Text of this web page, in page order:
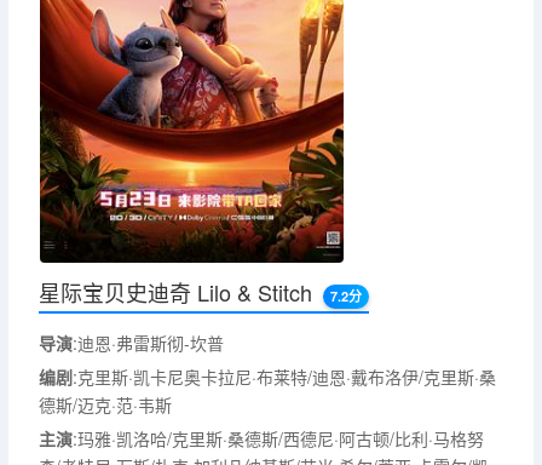
星际宝贝史迪奇 Lilo & Stitch 7.2分
导演:迪恩·弗雷斯彻-坎普
编剧:克里斯·凯卡尼奥卡拉尼·布莱特/迪恩·戴布洛伊/克里斯·桑
德斯/迈克·范·韦斯
主演:玛雅·凯洛哈/克里斯·桑德斯/西德尼·阿古顿/比利·马格努